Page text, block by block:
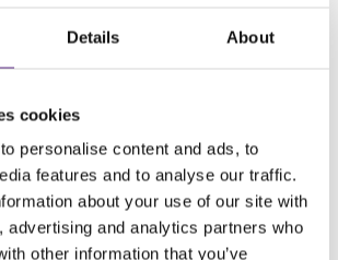
Details About
cookies
personalise content and ads, to
features and to analyse our traffic.
about your use of our site with
advertising and analytics partners who
other information that you’ve
at de viktigste svarene ikke
spørreskjemaer og kartlegging.
sa lege og forskningssjef Marte Roa
sykehus under samhandlingsdagen.
samtalene mellom barnet og
ga mer verdi enn omfattende skjemaer.
hvor viktig det er at kommunen faktisk
unge som kan ha behov for oppfølging.